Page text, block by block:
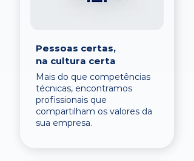
Pessoas certas,
na cultura certa
Mais do que competências
técnicas, encontramos
profissionais que
compartilham os valores da
sua empresa.